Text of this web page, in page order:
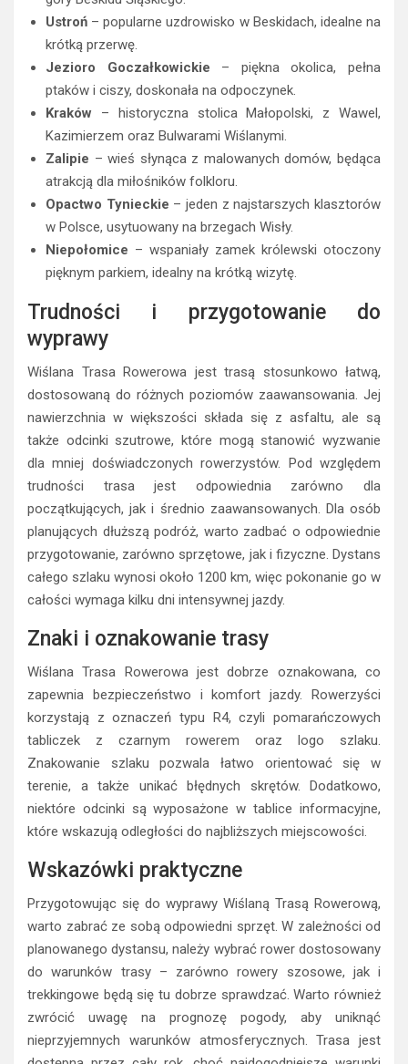
Ustroń – popularne uzdrowisko w Beskidach, idealne na
krótką przerwę.
Jezioro Goczałkowickie – piękna okolica, pełna
ptaków i ciszy, doskonała na odpoczynek.
Kraków – historyczna stolica Małopolski, z Wawel,
Kazimierzem oraz Bulwarami Wiślanymi.
Zalipie – wieś słynąca z malowanych domów, będąca
atrakcją dla miłośników folkloru.
Opactwo Tynieckie – jeden z najstarszych klasztorów
w Polsce, usytuowany na brzegach Wisły.
Niepołomice – wspaniały zamek królewski otoczony
pięknym parkiem, idealny na krótką wizytę.
Trudności i przygotowanie do
wyprawy
Wiślana Trasa Rowerowa jest trasą stosunkowo łatwą,
dostosowaną do różnych poziomów zaawansowania. Jej
nawierzchnia w większości składa się z asfaltu, ale są
także odcinki szutrowe, które mogą stanowić wyzwanie
dla mniej doświadczonych rowerzystów. Pod względem
trudności trasa jest odpowiednia zarówno dla
początkujących, jak i średnio zaawansowanych. Dla osób
planujących dłuższą podróż, warto zadbać o odpowiednie
przygotowanie, zarówno sprzętowe, jak i fizyczne. Dystans
całego szlaku wynosi około 1200 km, więc pokonanie go w
całości wymaga kilku dni intensywnej jazdy.
Znaki i oznakowanie trasy
Wiślana Trasa Rowerowa jest dobrze oznakowana, co
zapewnia bezpieczeństwo i komfort jazdy. Rowerzyści
korzystają z oznaczeń typu R4, czyli pomarańczowych
tabliczek z czarnym rowerem oraz logo szlaku.
Znakowanie szlaku pozwala łatwo orientować się w
terenie, a także unikać błędnych skrętów. Dodatkowo,
niektóre odcinki są wyposażone w tablice informacyjne,
które wskazują odległości do najbliższych miejscowości.
Wskazówki praktyczne
Przygotowując się do wyprawy Wiślaną Trasą Rowerową,
warto zabrać ze sobą odpowiedni sprzęt. W zależności od
planowanego dystansu, należy wybrać rower dostosowany
do warunków trasy – zarówno rowery szosowe, jak i
trekkingowe będą się tu dobrze sprawdzać. Warto również
zwrócić uwagę na prognozę pogody, aby uniknąć
nieprzyjemnych warunków atmosferycznych. Trasa jest